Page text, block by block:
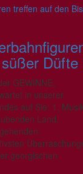
Düfte
GEWINNE,
in unserer
auf Sie: 1.
Land,
georgischen